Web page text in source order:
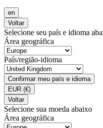
en
Voltar
Selecione seu país e idioma
Área geográfica
País/região-idioma
Confirmar meu país e idioma
EUR (€)
Voltar
Selecione sua moeda abaixo
Área geográfica